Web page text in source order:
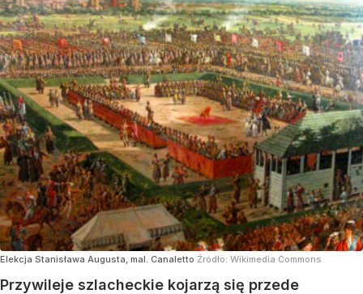
Elekcja Stanisława Augusta, mal. Canaletto Źródło: Wikimedia Commons
Przywileje szlacheckie kojarzą się przede